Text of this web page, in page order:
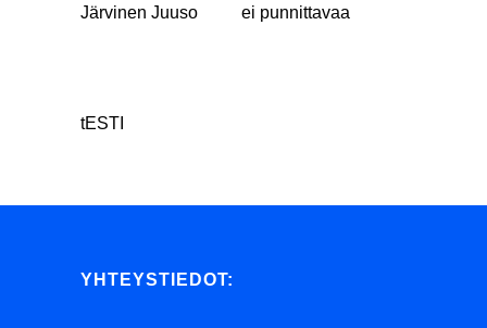
Järvinen Juuso ei punnittavaa
tESTI
YHTEYSTIEDOT: